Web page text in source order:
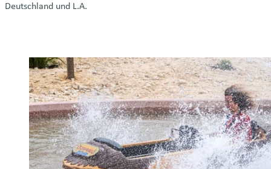
Deutschland und L.A.